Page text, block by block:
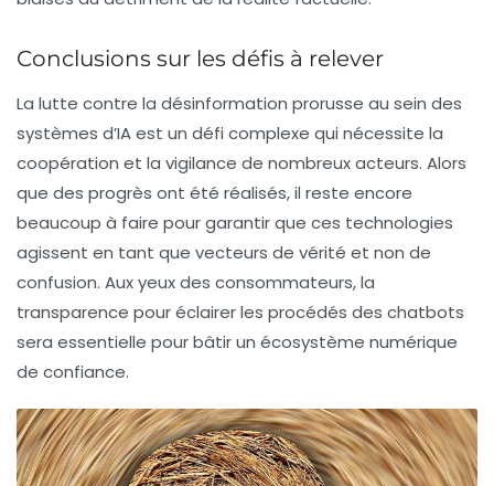
Conclusions sur les défis à relever
La lutte contre la désinformation prorusse au sein des
systèmes d’IA est un défi complexe qui nécessite la
coopération et la vigilance de nombreux acteurs. Alors
que des progrès ont été réalisés, il reste encore
beaucoup à faire pour garantir que ces technologies
agissent en tant que vecteurs de vérité et non de
confusion. Aux yeux des consommateurs, la
transparence pour éclairer les procédés des chatbots
sera essentielle pour bâtir un écosystème numérique
de confiance.